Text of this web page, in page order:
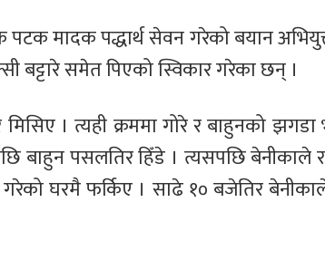
पटक मादक पद्धार्थ सेवन गरेको बयान
बट्टारे समेत पिएको स्विकार गरेका छन् ।
। त्यही क्रममा गोरे र बाहुनको झगडा
पसलतिर हिँडे । त्यसपछि बेनीकाले र
घरमै फर्किए । साढे १० बजेतिर